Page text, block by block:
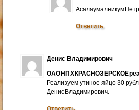
Асалаумалеикум
Ответить
Денис Владимирович
ОАО НПХ КРАСНОЗЕРСКОЕ
Реализуем утиное яйцо 30
Денис Владимирович.